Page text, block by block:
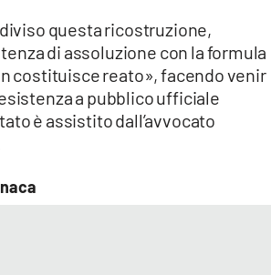
questa ricostruzione,
di assoluzione con la formula
costituisce reato», facendo venir
a pubblico ufficiale
è assistito dall’avvocato